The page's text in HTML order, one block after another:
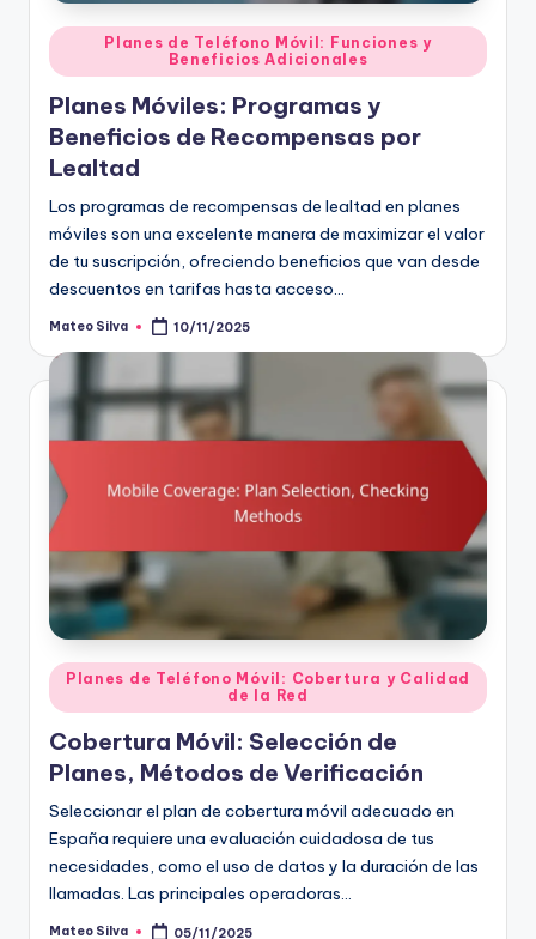
Posted
in
Planes de Teléfono Móvil: Funciones y
Beneficios Adicionales
Planes Móviles: Programas y
Beneficios de Recompensas por
Lealtad
Los programas de recompensas de lealtad en planes
móviles son una excelente manera de maximizar el valor
de tu suscripción, ofreciendo beneficios que van desde
descuentos en tarifas hasta acceso…
Posted
Mateo Silva 10/11/2025
Posted
in
Planes de Teléfono Móvil: Cobertura y Calidad
de la Red
Cobertura Móvil: Selección de
Planes, Métodos de Verificación
Seleccionar el plan de cobertura móvil adecuado en
España requiere una evaluación cuidadosa de tus
necesidades, como el uso de datos y la duración de las
llamadas. Las principales operadoras…
Mateo Silva 05/11/2025